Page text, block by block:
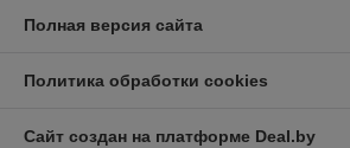
Полная версия сайта
Политика обработки cookies
Сайт создан на платформе Deal.by